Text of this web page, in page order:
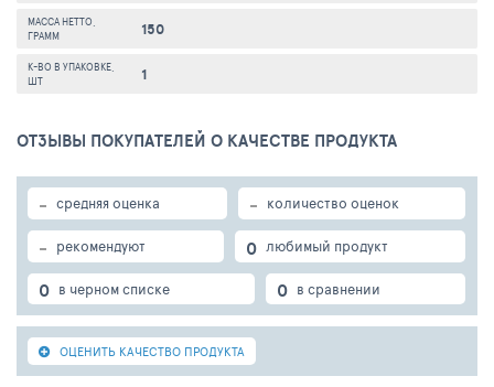
МАССА НЕТТО,
ГРАММ
150
К-ВО В УПАКОВКЕ,
ШТ
1
ОТЗЫВЫ ПОКУПАТЕЛЕЙ О КАЧЕСТВЕ ПРОДУКТА
- средняя оценка - количество оценок
- рекомендуют 0 любимый продукт
0 в черном списке 0 в сравнении
ОЦЕНИТЬ КАЧЕСТВО ПРОДУКТА